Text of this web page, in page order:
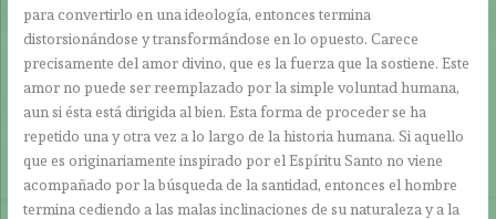
para convertirlo en una ideología, entonces termina
distorsionándose y transformándose en lo opuesto. Carece
precisamente del amor divino, que es la fuerza que la sostiene. Este
amor no puede ser reemplazado por la simple voluntad humana,
aun si ésta está dirigida al bien. Esta forma de proceder se ha
repetido una y otra vez a lo largo de la historia humana. Si aquello
que es originariamente inspirado por el Espíritu Santo no viene
acompañado por la búsqueda de la santidad, entonces el hombre
termina cediendo a las malas inclinaciones de su naturaleza y a la